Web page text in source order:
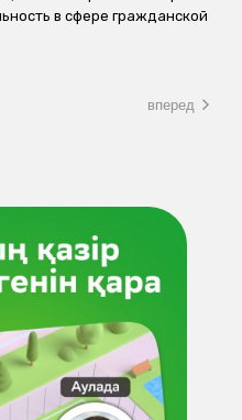
в сфере гражданской
вперед